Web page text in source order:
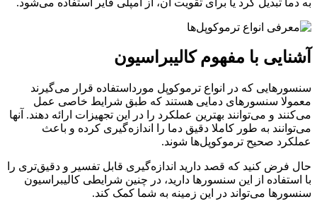
آشنایی با مفهوم کالیبراسیون
سنسورهایی که در انواع ترموکوپل مورداستفاده قرار می‌گیرند
معمولا سنسورهای دمایی هستند که طبق شرایط خاصی عمل
می‌کنند و می‌توانند بهترین عملکرد را در این تجهیزات ارائه دهند. آنها
می‌توانند به طور کاملا دقیق دما را اندازه‌گیری کرده و باعث
عملکرد صحیح ترموکوپل‌ها شوند.
حال فرض کنید که قصد دارید اندازه‌گیری قابل تفسیر و دقیق‌تری را
با استفاده از این سنسورها دارید، در چنین شرایطی کالیبراسیون
سنسورها می‌تواند در این زمینه به شما کمک کند.